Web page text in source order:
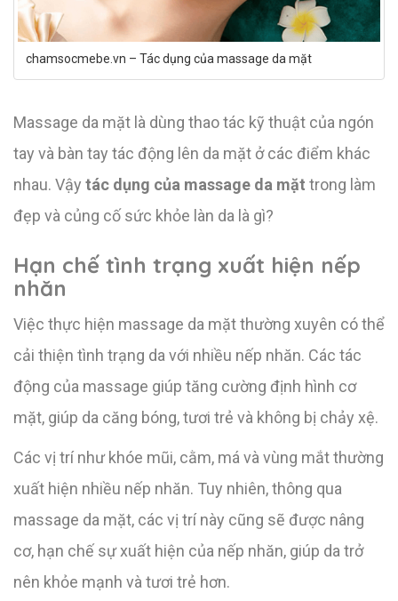
chamsocmebe.vn – Tác dụng của massage da mặt
Massage da mặt là dùng thao tác kỹ thuật của ngón
tay và bàn tay tác động lên da mặt ở các điểm khác
nhau. Vậy tác dụng của massage da mặt trong làm
đẹp và củng cố sức khỏe làn da là gì?
Hạn chế tình trạng xuất hiện nếp
nhăn
Việc thực hiện massage da mặt thường xuyên có thể
cải thiện tình trạng da với nhiều nếp nhăn. Các tác
động của massage giúp tăng cường định hình cơ
mặt, giúp da căng bóng, tươi trẻ và không bị chảy xệ.
Các vị trí như khóe mũi, cằm, má và vùng mắt thường
xuất hiện nhiều nếp nhăn. Tuy nhiên, thông qua
massage da mặt, các vị trí này cũng sẽ được nâng
cơ, hạn chế sự xuất hiện của nếp nhăn, giúp da trở
nên khỏe mạnh và tươi trẻ hơn.